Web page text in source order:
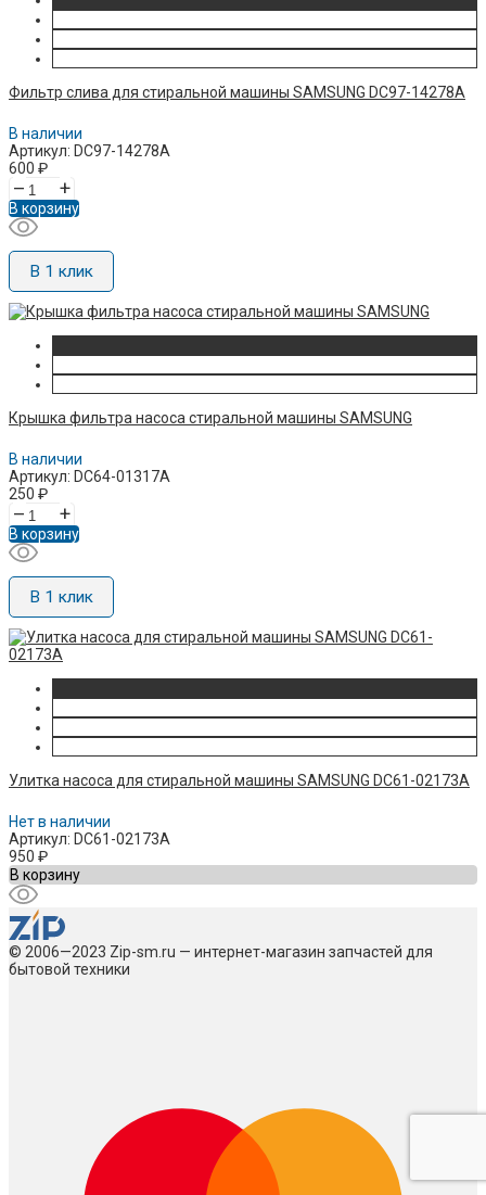
Фильтр слива для стиральной машины SAMSUNG DC97-14278A
В наличии
Артикул: DC97-14278A
600 ₽
– +
В корзину
В 1 клик
Крышка фильтра насоса стиральной машины SAMSUNG
В наличии
Артикул: DC64-01317A
250 ₽
– +
В корзину
В 1 клик
Улитка насоса для стиральной машины SAMSUNG DC61-02173A
Нет в наличии
Артикул: DC61-02173A
950 ₽
В корзину
© 2006—2023 Zip-sm.ru — интернет-магазин запчастей для
бытовой техники